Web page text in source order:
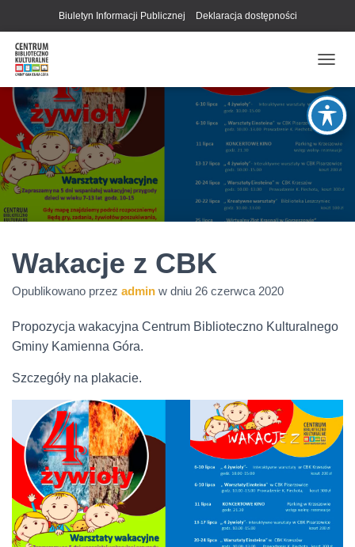
Biuletyn Informacji Publicznej Deklaracja dostępności
R
Z
E
Ł
Ą
C
N
A
W
Wakacje z CBK
Opublikowano przez admin w dniu 26 czerwca 2020
Propozycja wakacyjna Centrum Biblioteczno Kulturalnego
Gminy Kamienna Góra.
Szczegóły na plakacie.